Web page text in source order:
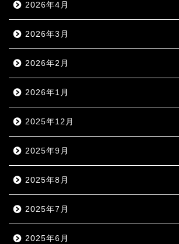
2026年4月
2026年3月
2026年2月
2026年1月
2025年12月
2025年9月
2025年8月
2025年7月
2025年6月